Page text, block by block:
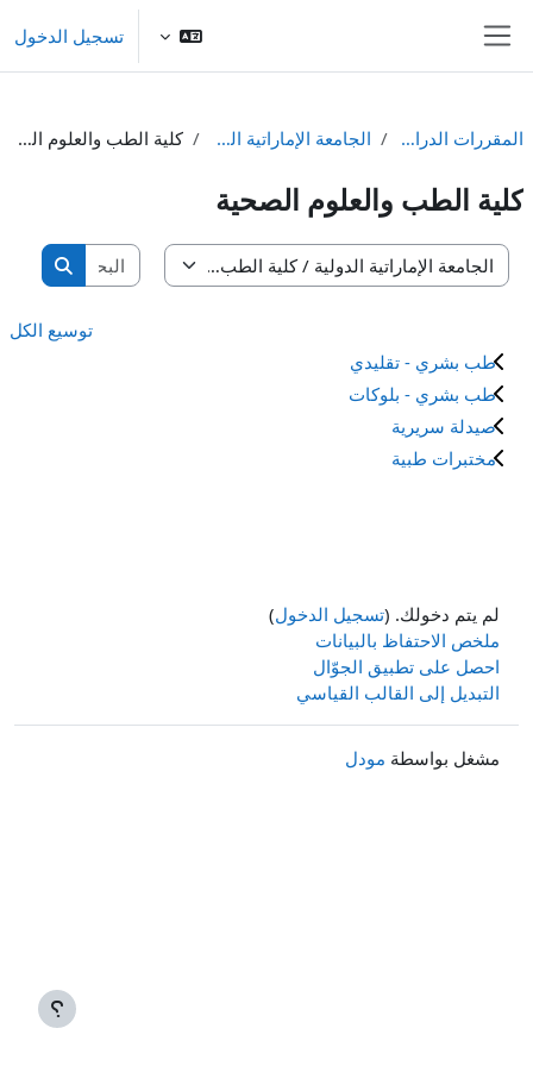
تسجيل الدخول
المقررات الدراسية الجامعة الإماراتية الدولية كلية الطب والعلوم الصحية
كلية الطب والعلوم الصحية
تصنيفات المقررات
البحث في
البحث
توسيع الكل
طب بشري - تقليدي
طب بشري - بلوكات
صيدلة سريرية
مختبرات طبية
لم يتم دخولك. (تسجيل الدخول)
ملخص الاحتفاظ بالبيانات
احصل على تطبيق الجوّال
التبديل إلى القالب القياسي
مشغل بواسطة مودل